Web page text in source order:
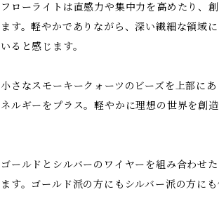
フローライトは直感力や集中力を高めたり、
ます。軽やかでありながら、深い繊細な領域
いると感じます。
小さなスモーキークォーツのビーズを上部に
ネルギーをプラス。軽やかに理想の世界を創
ゴールドとシルバーのワイヤーを組み合わせ
ます。ゴールド派の方にもシルバー派の方に